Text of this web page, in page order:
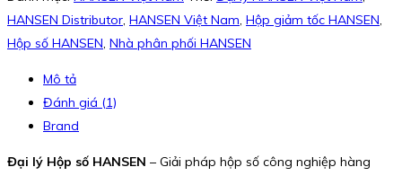
HANSEN Distributor, HANSEN Việt Nam, Hộp giảm tốc HANSEN,
Hộp số HANSEN, Nhà phân phối HANSEN
Mô tả
Đánh giá (1)
Brand
Đại lý Hộp số HANSEN – Giải pháp hộp số công nghiệp hàng